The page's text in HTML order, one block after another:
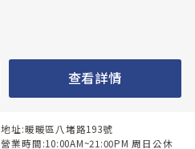
查看詳情
地址:暖暖區八堵路193號
營業時間:10:00AM~21:00PM 周日公休